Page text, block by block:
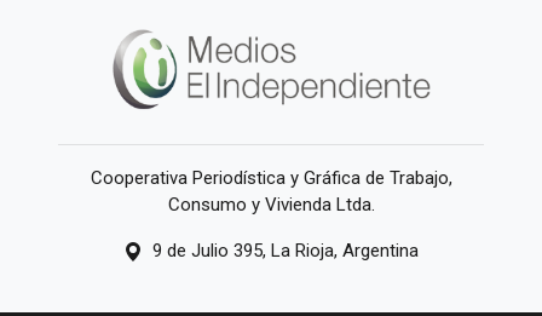
Cooperativa Periodística y Gráfica de Trabajo,
Consumo y Vivienda Ltda.
9 de Julio 395, La Rioja, Argentina